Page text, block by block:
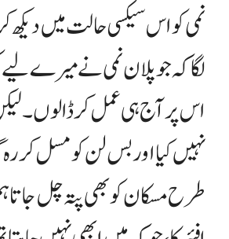
نمی کو اس سیکسی حالت میں دیکھ
لگا کہ جو پلان نمی نے میرے لیے
اس پر آج ہی عمل کر ڈالوں۔
نہیں کیا اور بس لن کو مسل کر رہ
طرح مسکان کو بھی پتہ چل جاتا